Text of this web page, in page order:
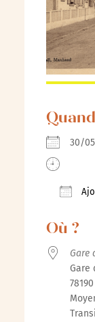
30/
Où ?
Gare
Gare